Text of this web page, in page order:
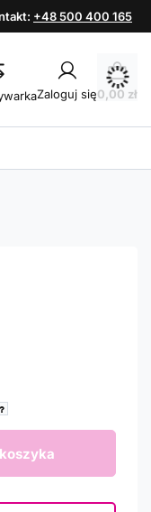
+48 500 400 165
Zaloguj się0,00 zł